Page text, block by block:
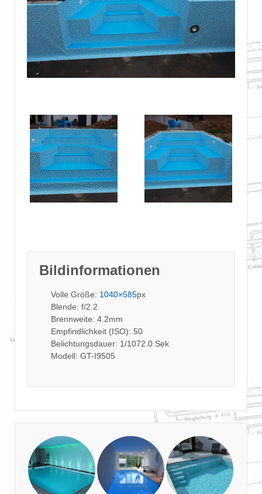
Bildinformationen
Volle Größe: 1040×585px
Blende: f/2.2
Brennweite: 4.2mm
Empfindlichkeit (ISO): 50
Belichtungsdauer: 1/1072.0 Sek
Modell: GT-I9505